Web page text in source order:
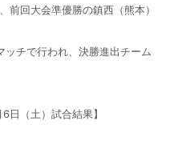
前回大会準優勝の鎮西（熊本）
ッチで行われ、決勝進出チーム
日（土）試合結果】